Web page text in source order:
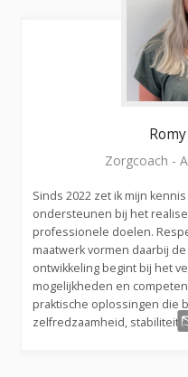
Romy
Zorgcoach -
Sinds 2022 zet ik mijn
ondersteunen bij het
professionele doelen.
maatwerk vormen daarbij
ontwikkeling begint bij het
mogelijkheden en
praktische oplossingen die
zelfredzaamheid, stabiliteit